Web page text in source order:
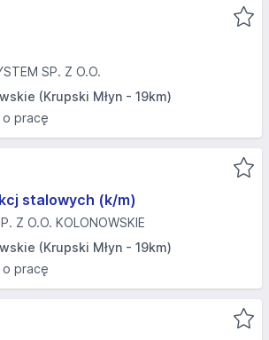
SP. Z O.O.
(Krupski Młyn - 19km)
o pracę
stalowych (k/m)
Z O.O. KOLONOWSKIE
(Krupski Młyn - 19km)
o pracę